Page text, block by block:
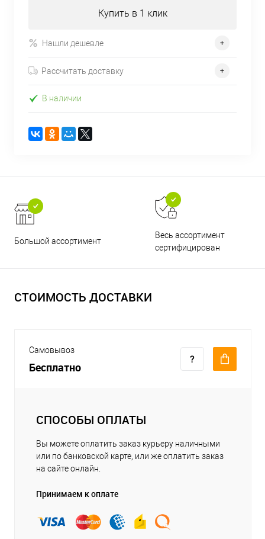
Купить в 1 клик
Нашли дешевле
Рассчитать доставку
В наличии
Большой ассортимент
Весь ассортимент
сертифицирован
СТОИМОСТЬ ДОСТАВКИ
Самовывоз
Бесплатно
СПОСОБЫ ОПЛАТЫ
Вы можете оплатить заказ курьеру наличными
или по банковской карте, или же оплатить заказ
на сайте онлайн.
Принимаем к оплате